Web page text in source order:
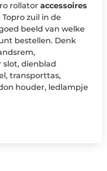
rollator accessoires
zuil in de
beeld van welke
bestellen. Denk
dienblad
transporttas,
houder, ledlampje